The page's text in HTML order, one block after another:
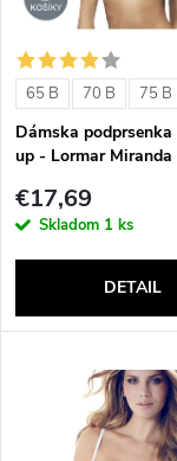
i
e
p
r
d
i
s
p
r
o
d
65 B 70 B 75 B
Dámska
up - Lormar Miranda
€17,69
Skladom 1 ks
DETAIL